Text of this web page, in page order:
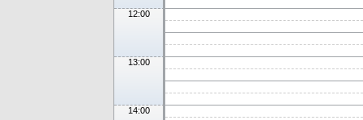
12:00
13:00
14:00